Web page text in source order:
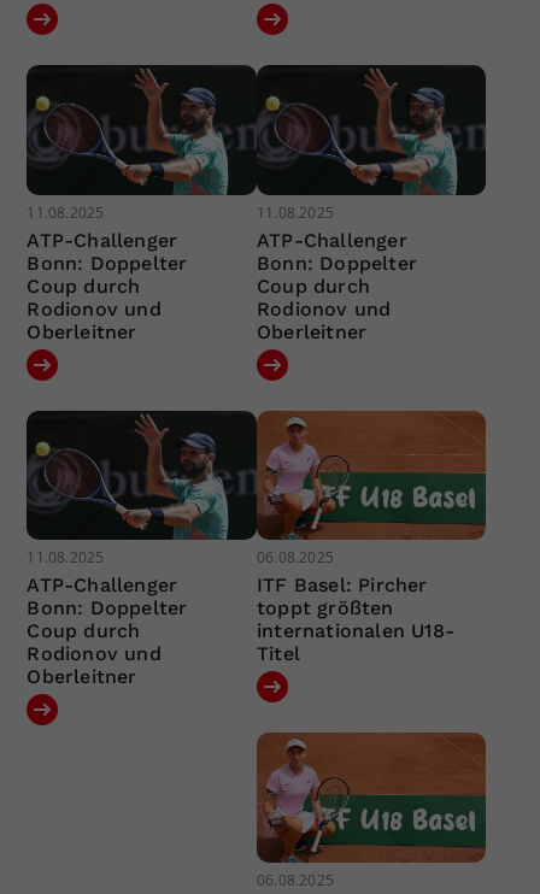
11.08.2025
ATP-Challenger
Bonn: Doppelter
Coup durch
Rodionov und
Oberleitner
11.08.2025
ATP-Challenger
Bonn: Doppelter
Coup durch
Rodionov und
Oberleitner
11.08.2025
ATP-Challenger
Bonn: Doppelter
Coup durch
Rodionov und
Oberleitner
06.08.2025
ITF Basel: Pircher
toppt größten
internationalen U18-
Titel
06.08.2025